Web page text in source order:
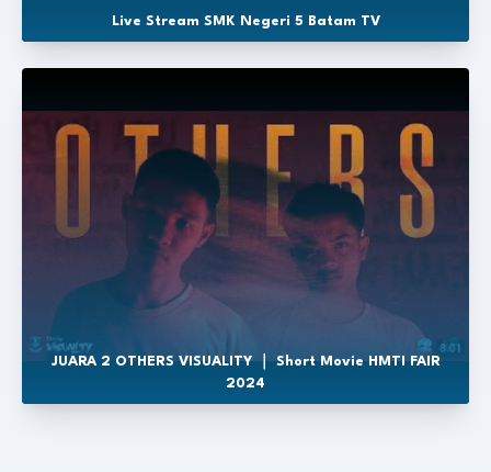
Live Stream SMK Negeri 5 Batam TV
JUARA 2 OTHERS VISUALITY ｜ Short Movie HMTI FAIR
2024